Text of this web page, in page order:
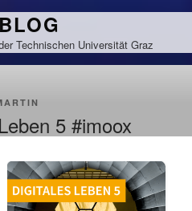
Technischen Universität Graz
5 #imoox